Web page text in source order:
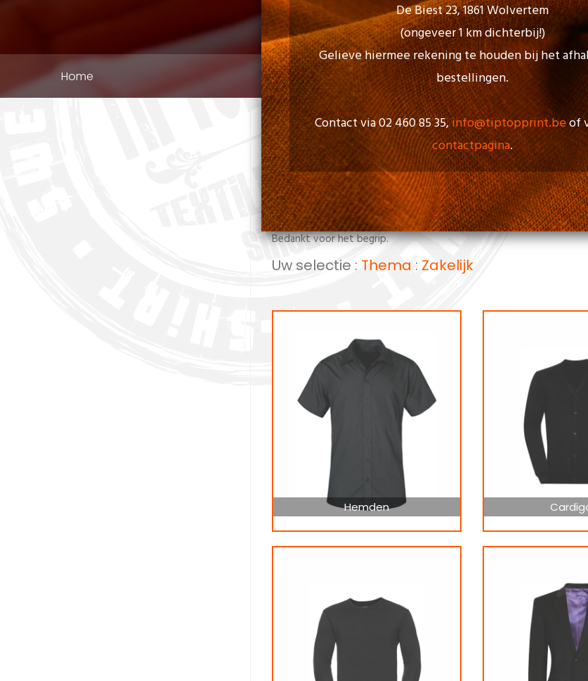
Kruimelpad
Home
De Biest 23, 1861 Wolvertem
(ongeveer 1 km dichterbij!)
Gelieve hiermee rekening te houden bij het
bestellingen.
Contact via 02 460 85 35,info@tiptopprint.beof
contactpagina.
Welkom op onze nieuwe catalogus.
Niet alle artikelen zijn verdeeld over de beschikbare categorieën,
Deze zullen op een later tijdstip toegevoegd worden.
In de tussentijd kan u altijd met onscontactopnemen of onze
Bedankt voor het begrip.
Uw selectie : Thema : Zakelijk
Hemden